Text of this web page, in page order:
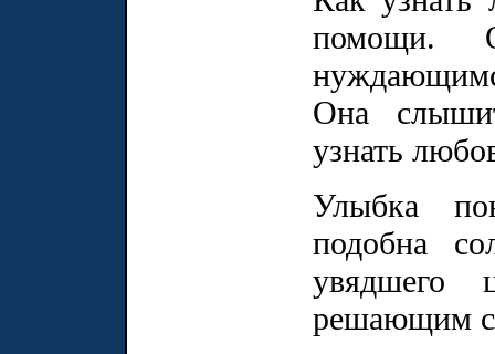
Она
узнать
Улыбка
подобна
увядшего
решающим